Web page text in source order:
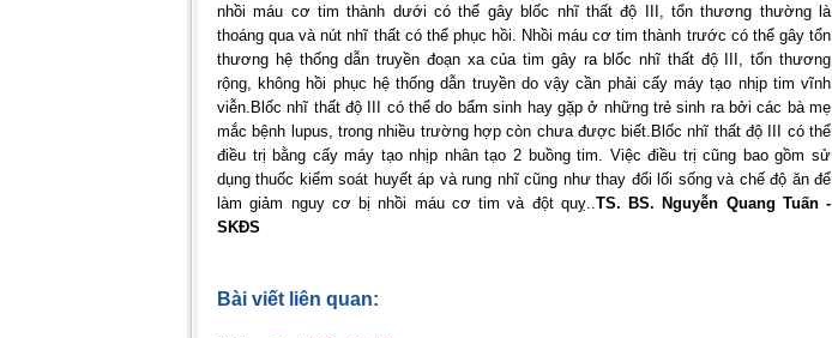
nhồi máu cơ tim thành dưới có thể gây blốc nhĩ thất độ III, tổn thương thường là
thoáng qua và nút nhĩ thất có thể phục hồi. Nhồi máu cơ tim thành trước có thể gây tổn
thương hệ thống dẫn truyền đoạn xa của tim gây ra blốc nhĩ thất độ III, tổn thương
rộng, không hồi phục hệ thống dẫn truyền do vậy cần phải cấy máy tạo nhịp tim vĩnh
viễn. Blốc nhĩ thất độ III có thể do bẩm sinh hay gặp ở những trẻ sinh ra bởi các bà mẹ
mắc bệnh lupus, trong nhiều trường hợp còn chưa được biết. Blốc nhĩ thất độ III có thể
điều trị bằng cấy máy tạo nhịp nhân tạo 2 buồng tim. Việc điều trị cũng bao gồm sử
dụng thuốc kiểm soát huyết áp và rung nhĩ cũng như thay đổi lối sống và chế độ ăn để
làm giảm nguy cơ bị nhồi máu cơ tim và đột quỵ..TS. BS. Nguyễn Quang Tuấn -
SKĐS
Bài viết liên quan: